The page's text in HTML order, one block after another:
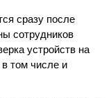
сразу после
сотрудников
устройств на
том числе и